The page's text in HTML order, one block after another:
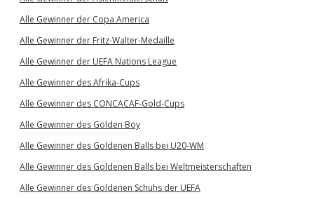
Alle Gewinner der Copa America
Alle Gewinner der Fritz-Walter-Medaille
Alle Gewinner der UEFA Nations League
Alle Gewinner des Afrika-Cups
Alle Gewinner des CONCACAF-Gold-Cups
Alle Gewinner des Golden Boy
Alle Gewinner des Goldenen Balls bei U20-WM
Alle Gewinner des Goldenen Balls bei Weltmeisterschaften
Alle Gewinner des Goldenen Schuhs der UEFA